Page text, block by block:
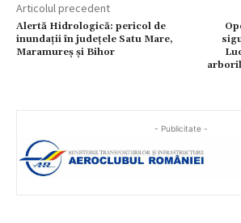
Articolul precedent
Alertă Hidrologică: pericol de
inundații în județele Satu Mare,
Maramureș și Bihor
- Publicitate -